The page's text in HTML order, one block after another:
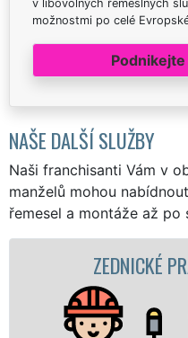
v libovolných řemeslných
možnostmi po celé
NAŠE DALŠÍ SLUŽBY
Naši franchisanti Vám v
manželů mohou
řemesel a montáže až po
ZEDNICKÉ PRÁCE